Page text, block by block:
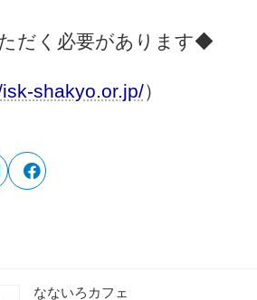
だく必要があります◆
shakyo.or.jp/）
なないろカフェ